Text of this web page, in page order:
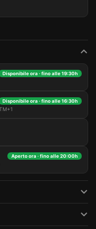
Disponibile ora · fino alle 19:30h
Disponibile ora · fino alle 16:30h
Aperto ora · fino alle 20:00h